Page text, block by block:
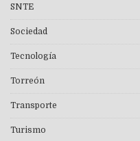
SNTE
Sociedad
Tecnología
Torreón
Transporte
Turismo